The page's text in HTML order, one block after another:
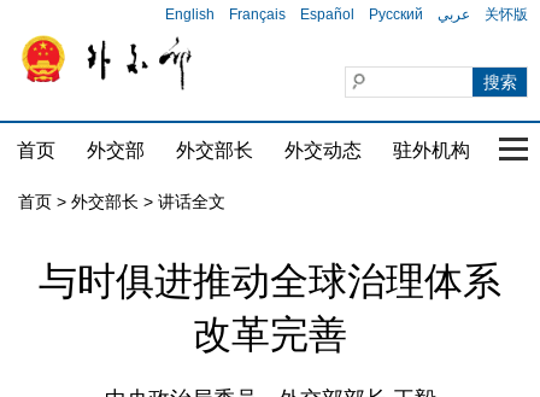
English Français Español Русский عربي 关怀版
首页 外交部 外交部长 外交动态 驻外机构 国
首页 > 外交部长 > 讲话全文
与时俱进推动全球治理体系
改革完善